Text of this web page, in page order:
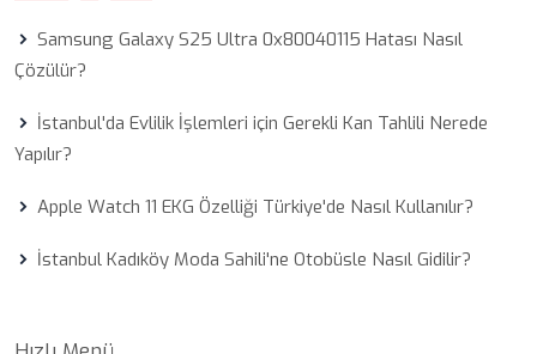
Samsung Galaxy S25 Ultra 0x80040115 Hatası Nasıl
Çözülür?
İstanbul'da Evlilik İşlemleri için Gerekli Kan Tahlili Nerede
Yapılır?
Apple Watch 11 EKG Özelliği Türkiye'de Nasıl Kullanılır?
İstanbul Kadıköy Moda Sahili'ne Otobüsle Nasıl Gidilir?